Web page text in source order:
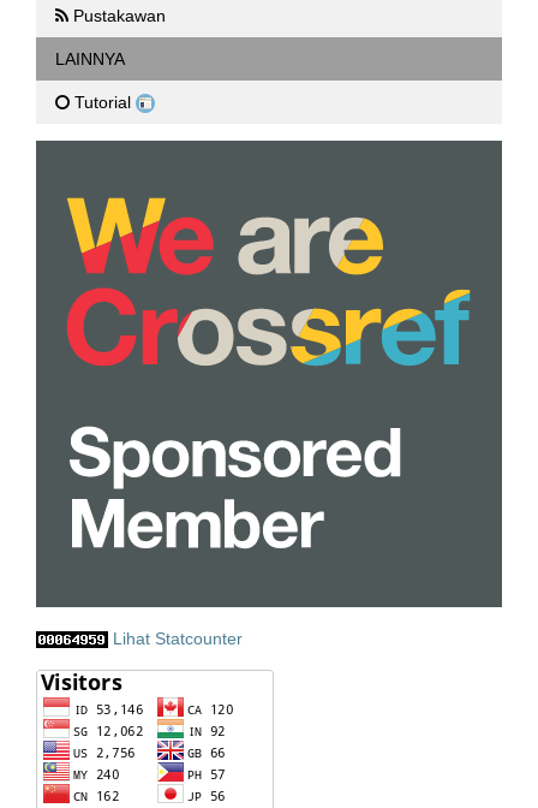
Pustakawan
LAINNYA
Tutorial
Lihat Statcounter